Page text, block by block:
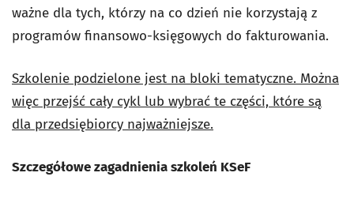
ważne dla tych, którzy na co dzień nie korzystają z
programów finansowo-księgowych do fakturowania.
Szkolenie podzielone jest na bloki tematyczne. Można
więc przejść cały cykl lub wybrać te części, które są
dla przedsiębiorcy najważniejsze.
Szczegółowe zagadnienia szkoleń KSeF